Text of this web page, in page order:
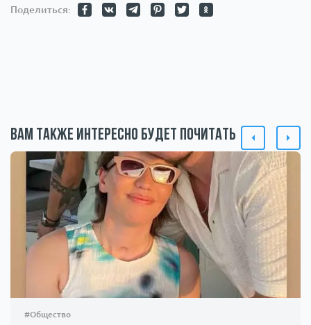
Поделиться:
Вам также интересно будет почитать
#Общество